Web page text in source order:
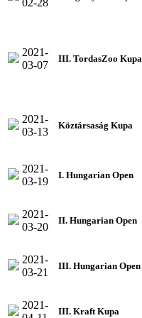
2021-
03-07
III. TordasZoo Kupa
2021-
03-13
Köztársaság Kupa
2021-
03-19
I. Hungarian Open
2021-
03-20
II. Hungarian Open
2021-
03-21
III. Hungarian Open
2021-
III. Kraft Kupa